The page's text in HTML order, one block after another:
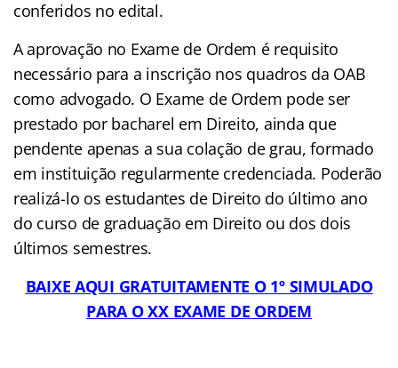
conferidos no edital.
A aprovação no Exame de Ordem é requisito
necessário para a inscrição nos quadros da OAB
como advogado. O Exame de Ordem pode ser
prestado por bacharel em Direito, ainda que
pendente apenas a sua colação de grau, formado
em instituição regularmente credenciada. Poderão
realizá-lo os estudantes de Direito do último ano
do curso de graduação em Direito ou dos dois
últimos semestres.
BAIXE AQUI GRATUITAMENTE O 1º SIMULADO
PARA O XX EXAME DE ORDEM